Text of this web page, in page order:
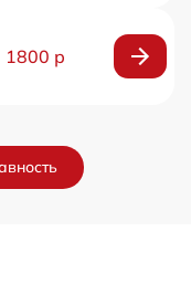
1800 р